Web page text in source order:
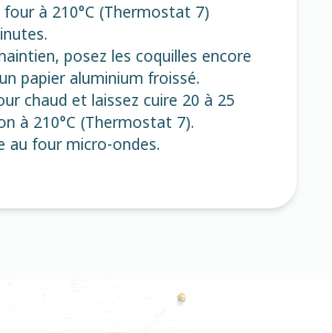
à 210°C (Thermostat 7)
posez les coquilles encore
papier aluminium froissé.
chaud et laissez cuire 20 à 25
à 210°C (Thermostat 7).
au four micro-ondes.